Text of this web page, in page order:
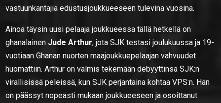
vastuunkantajia edustusjoukkueeseen tulevina vuosina.
Ainoa täysin uusi pelaaja joukkueessa tällä hetkellä on
ghanalainen Jude Arthur, jota SJK testasi joulukuussa ja 19-
vuotiaan Ghanan nuorten maajoukkuepelaajan vahvuudet
huomattiin. Arthur on valmis tekemään debyyttinsä SJK:n
virallisissä peleissä, kun SJK perjantaina kohtaa VPS:n. Hän
on päässyt nopeasti mukaan joukkueeseen ja osoittanut